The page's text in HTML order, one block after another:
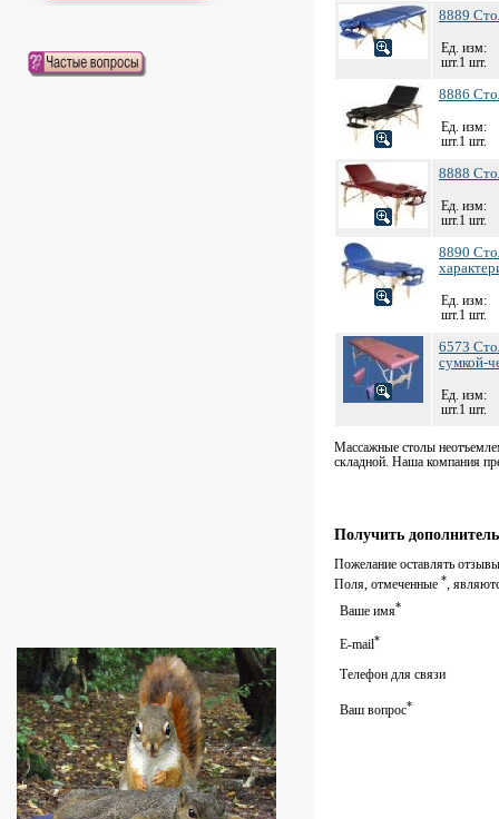
8889
Ед. изм:
шт.1 шт.
8886
Ед. изм:
шт.1 шт.
8888
Ед. изм:
шт.1 шт.
8890
Ед. изм:
шт.1 шт.
6573
сумкой-
Ед. изм:
шт.1 шт.
Массажные столы
складной. Наша компания
Получить
Пожелание оставлять
Поля, отмеченные *,
Ваше имя*
E-mail*
Телефон для связи
Ваш вопрос*